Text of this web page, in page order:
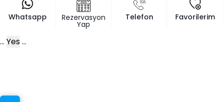
Whatsapp Rezervasyon
Yap
Telefon Favorilerim
... Yes...